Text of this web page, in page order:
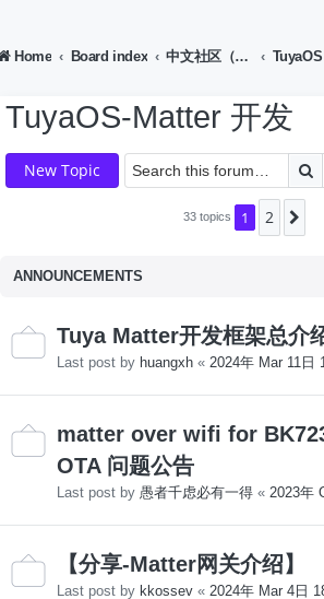
Home Board index 中文社区（Chinese Forum）
TuyaOS-Matter 开发
New Topic
33 topics 1 2
ANNOUNCEMENTS
Tuya Matter开发框架总介
Last post by huangxh « 2024年 Mar 11日
matter over wifi for
OTA 问题公告
Last post by 愚者千虑必有一得 « 2023年
【分享-Matter网关介绍】
Last post by kkossev « 2024年 Mar 4日